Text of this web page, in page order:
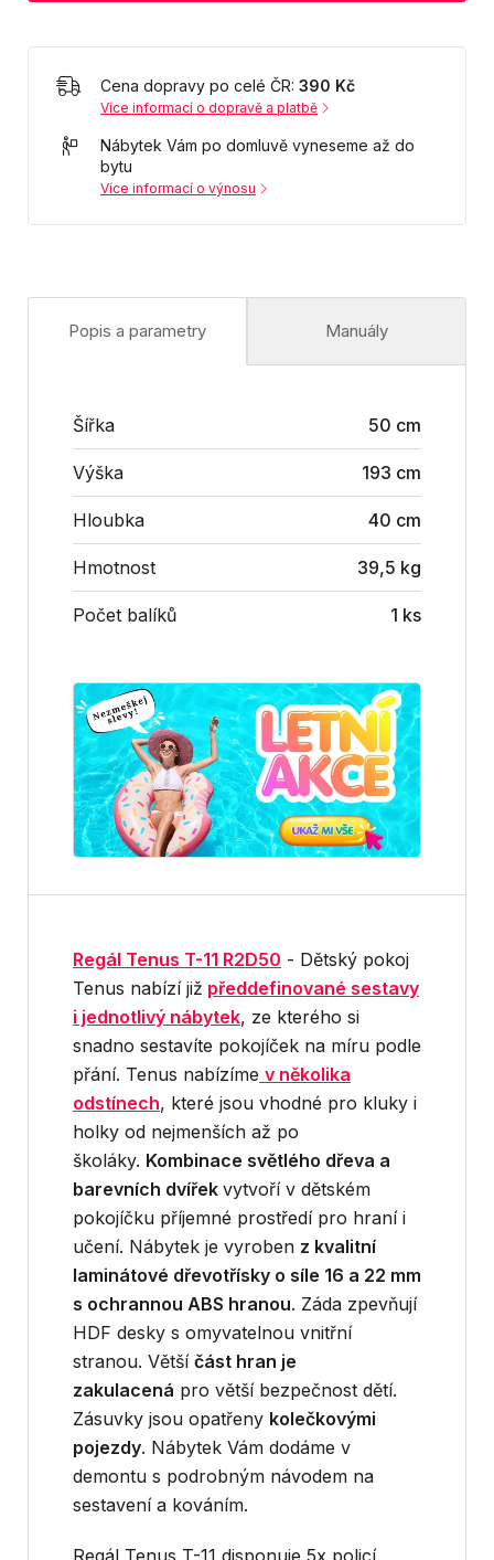
Cena dopravy po celé ČR: 390 Kč
Více informací o dopravě a platbě
Nábytek Vám po domluvě vyneseme až do
bytu
Více informací o výnosu
Popis a parametry Manuály
Šířka 50 cm
Výška 193 cm
Hloubka 40 cm
Hmotnost 39,5 kg
Počet balíků 1 ks
Regál Tenus T-11 R2D50 - Dětský pokoj
Tenus nabízí již předdefinované sestavy
i jednotlivý nábytek, ze kterého si
snadno sestavíte pokojíček na míru podle
přání. Tenus nabízíme v několika
odstínech, které jsou vhodné pro kluky i
holky od nejmenších až po
školáky. Kombinace světlého dřeva a
barevních dvířek vytvoří v dětském
pokojíčku příjemné prostředí pro hraní i
učení. Nábytek je vyroben z kvalitní
laminátové dřevotřísky o síle 16 a 22 mm
s ochrannou ABS hranou. Záda zpevňují
HDF desky s omyvatelnou vnitřní
stranou. Větší část hran je
zakulacená pro větší bezpečnost dětí.
Zásuvky jsou opatřeny kolečkovými
pojezdy. Nábytek Vám dodáme v
demontu s podrobným návodem na
sestavení a kováním.
Regál Tenus T-11 disponuje 5x policí.